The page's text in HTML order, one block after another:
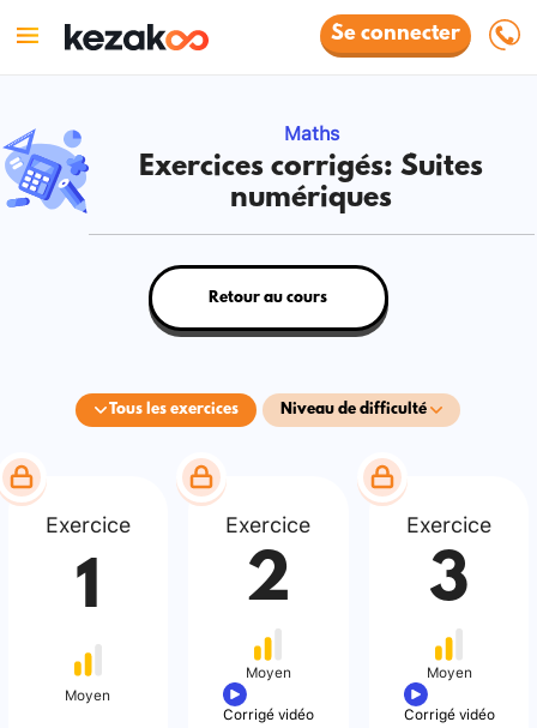
Se connecter
Maths
Exercices corrigés: Suites
numériques
Tous les exercices Niveau de difficulté
Retour au cours
Exercice
1
Moyen
Exercice
2
Moyen
Corrigé vidéo
Exercice
3
Moyen
Corrigé vidéo